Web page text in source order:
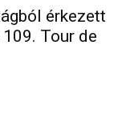
érkezett
Tour de